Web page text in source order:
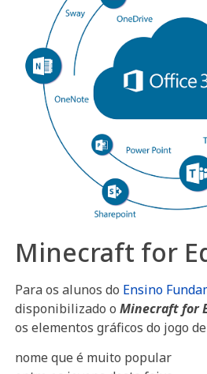
Minecraft for
Para os alunos do Ensino
disponibilizado o Minecraft for
os elementos gráficos do jogo
nome que é muito popular